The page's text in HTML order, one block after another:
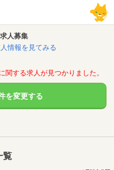
人募集
情報を見てみる
する求人が見つかりました。
を変更する
覧